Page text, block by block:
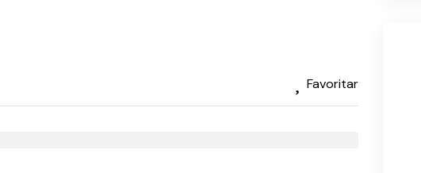
Favoritar